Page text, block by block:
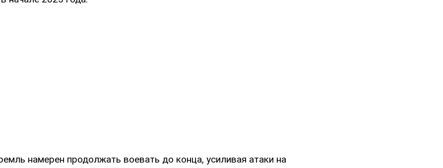
намерен продолжать воевать до конца, усиливая атаки на